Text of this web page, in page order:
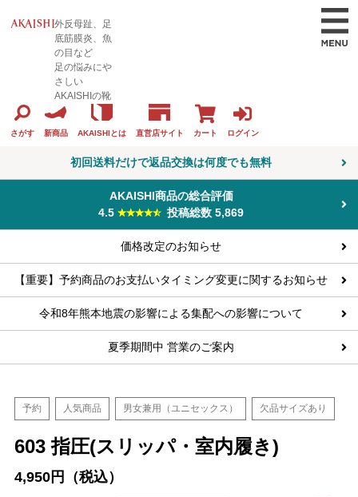
外反母趾、足
底筋膜炎、魚
の目など
足の悩みにや
さしい
AKAISHIの靴
さがす 新商品 AKAISHIとは 直営店サイト カート ログイン
初回送料だけで返品交換は何度でも無料
AKAISHI商品の総合評価
4.5
投稿総数 5,869
価格改定のお知らせ
【重要】予約商品のお支払いタイミング変更に関するお知らせ
令和8年熊本地震の影響による集配への影響について
夏季期間中 営業のご案内
予約 人気商品 男女兼用（ユニセックス） 欠品サイズあり
603 指圧(スリッパ・室内履き)
4,950円（税込）